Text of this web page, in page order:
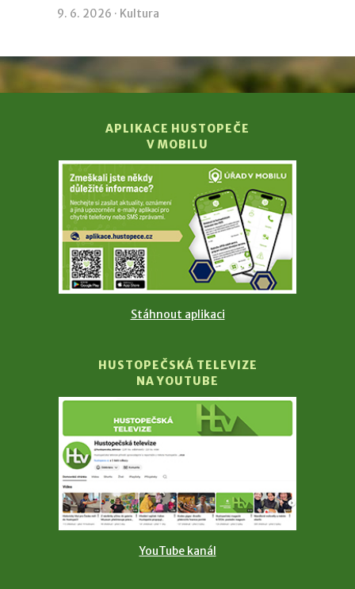
9. 6. 2026 · Kultura
APLIKACE HUSTOPEČE
V MOBILU
Stáhnout aplikaci
HUSTOPEČSKÁ TELEVIZE
NA YOUTUBE
YouTube kanál